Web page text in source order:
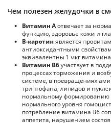
Чем полезен желудочки в
Витамин Аотвечает за
функцию, здоровье кожи и
В-каротин является
антиоксидантными
эквивалентны 1 мкг
Витамин В6участвует в
процессах торможения и
системе, в превращениях
триптофана, липидов и
нормальному формированию
нормального уровня
потребление витамина В6
аппетита, нарушением